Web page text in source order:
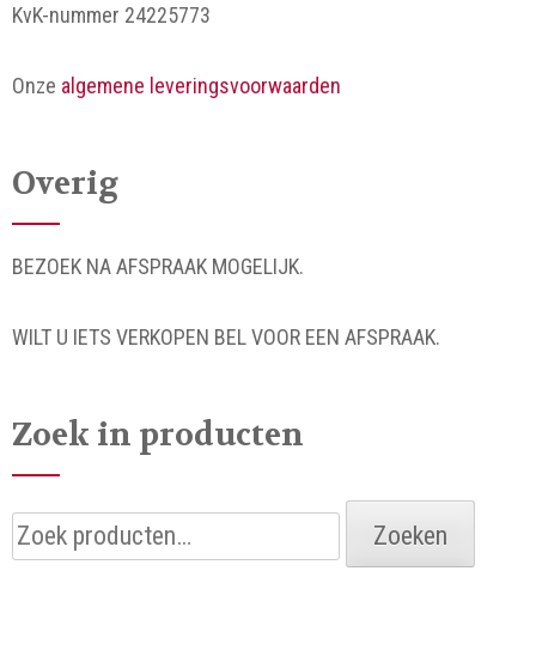
KvK-nummer 24225773
Onze algemene leveringsvoorwaarden
Overig
BEZOEK NA AFSPRAAK MOGELIJK.
WILT U IETS VERKOPEN BEL VOOR EEN AFSPRAAK.
Zoek in producten
Zoeken
naar:
Zoeken